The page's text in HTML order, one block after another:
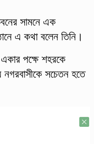
সামনে এক
এ কথা বলেন তিনি।
পক্ষে শহরকে
সচেতন হতে